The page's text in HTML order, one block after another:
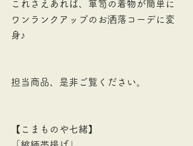
これさえあれば、箪笥の着物が簡単に
ワンランクアップのお洒落コーデに変
身♪
担当商品、是非ご覧ください。
【こまものや七緒】